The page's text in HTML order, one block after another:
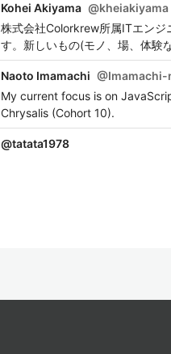
Kohei Akiyama @kheiakiyama
株式会社Colorkrew所属ITエン
す。新しいもの(モノ、場、体験
Naoto Imamachi @Imamachi-
My current focus is on
Chrysalis (Cohort 10).
@tatata1978